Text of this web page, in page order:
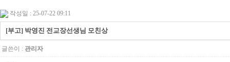
작성일 : 25-07-22 09:11
[부고] 박영진 전교장선생님 모친상
글쓴이 : 관리자